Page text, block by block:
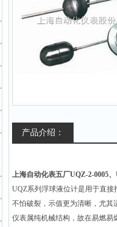
产品介绍：
上海自动化表五厂UQZ-2-0005
UQZ系列浮球液位计是用于直
不怕破裂，示值更为清晰，尤其
仪表属纯机械结构，故在易燃易